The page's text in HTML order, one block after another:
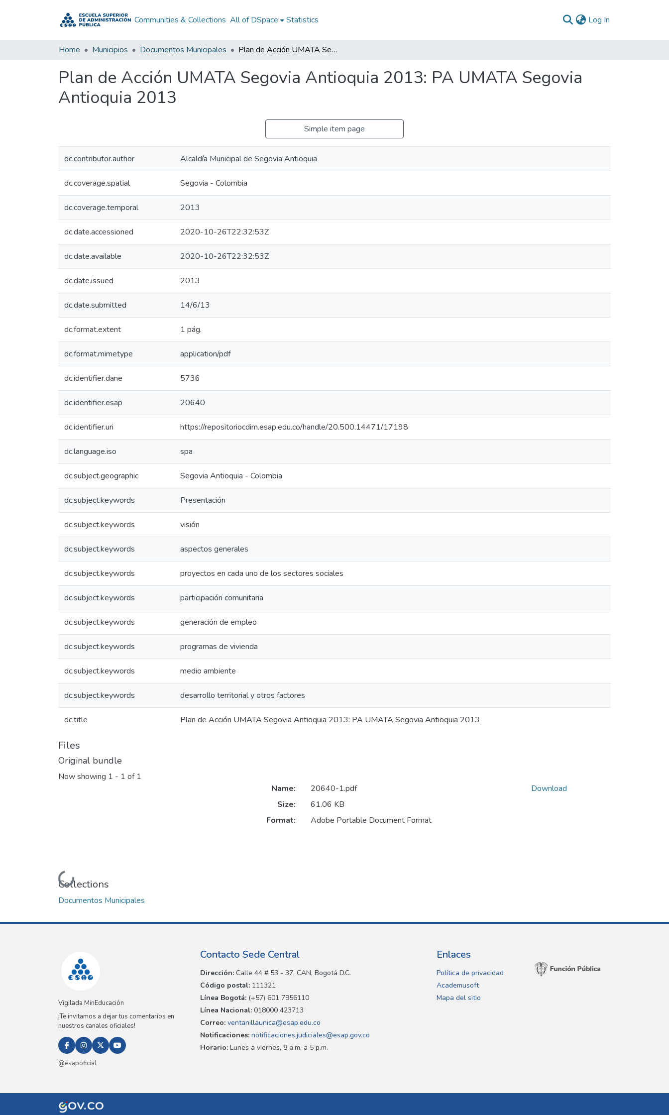
Communities & Collections All of DSpace Statistics Log In
Home Municipios Documentos Municipales Plan de Acción UMATA Segovia Antioquia 2013: PA UMATA Segovia Antioquia 2013
Plan de Acción UMATA Segovia Antioquia 2013: PA UMATA Segovia
Antioquia 2013
Simple item page
dc.contributor.author Alcaldía Municipal de Segovia Antioquia
dc.coverage.spatial Segovia - Colombia
dc.coverage.temporal 2013
dc.date.accessioned 2020-10-26T22:32:53Z
dc.date.available 2020-10-26T22:32:53Z
dc.date.issued 2013
dc.date.submitted 14/6/13
dc.format.extent 1 pág.
dc.format.mimetype application/pdf
dc.identifier.dane 5736
dc.identifier.esap 20640
dc.identifier.uri https://repositoriocdim.esap.edu.co/handle/20.500.14471/17198
dc.language.iso spa
dc.subject.geographic Segovia Antioquia - Colombia
dc.subject.keywords Presentación
dc.subject.keywords visión
dc.subject.keywords aspectos generales
dc.subject.keywords proyectos en cada uno de los sectores sociales
dc.subject.keywords participación comunitaria
dc.subject.keywords generación de empleo
dc.subject.keywords programas de vivienda
dc.subject.keywords medio ambiente
dc.subject.keywords desarrollo territorial y otros factores
dc.title Plan de Acción UMATA Segovia Antioquia 2013: PA UMATA Segovia Antioquia 2013
Files
Original bundle
Now showing 1 - 1 of 1
Loading...
Name:
20640-1.pdf
Size:
61.06 KB
Format:
Adobe Portable Document Format
Download
Collections
Documentos Municipales
Vigilada MinEducación
¡Te invitamos a dejar tus comentarios en
nuestros canales oficiales!
@esapoficial
Contacto Sede Central
Dirección: Calle 44 # 53 - 37, CAN, Bogotá D.C.
Código postal: 111321
Línea Bogotá: (+57) 601 7956110
Línea Nacional: 018000 423713
Correo: ventanillaunica@esap.edu.co
Notificaciones: notificaciones.judiciales@esap.gov.co
Horario: Lunes a viernes, 8 a.m. a 5 p.m.
Enlaces
Política de privacidad
Academusoft
Mapa del sitio